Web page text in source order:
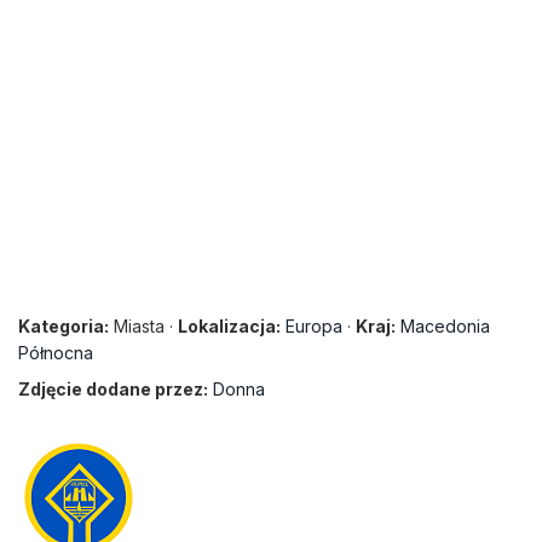
Kategoria: Miasta · Lokalizacja: Europa · Kraj: Macedonia
Północna
Zdjęcie dodane przez: Donna